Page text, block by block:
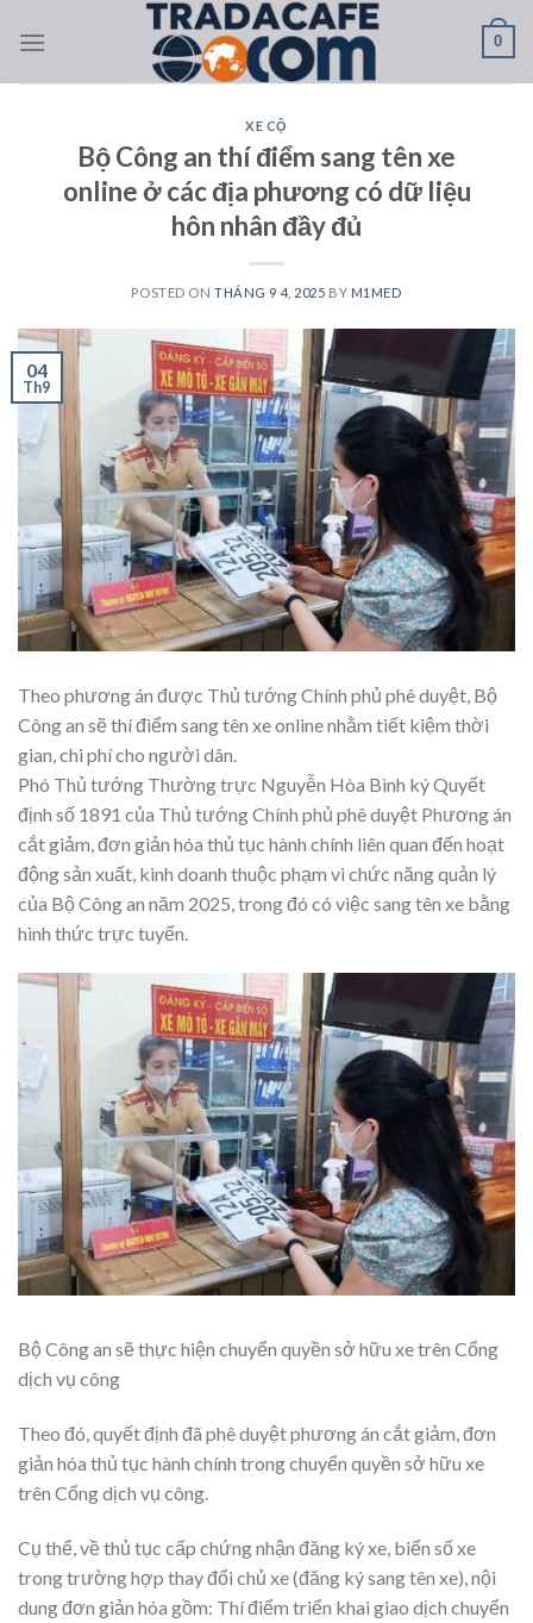
0
XE CỘ
Bộ Công an thí điểm sang tên xe
online ở các địa phương có dữ liệu
hôn nhân đầy đủ
POSTED ONTHÁNG 9 4, 2025 BY M1MED
04
Th9
Theo phương án được Thủ tướng Chính phủ phê duyệt, Bộ
Công an sẽ thí điểm sang tên xe online nhằm tiết kiệm thời
gian, chi phí cho người dân.
Phó Thủ tướng Thường trực Nguyễn Hòa Bình ký Quyết
định số 1891 của Thủ tướng Chính phủ phê duyệt Phương án
cắt giảm, đơn giản hóa thủ tục hành chính liên quan đến hoạt
động sản xuất, kinh doanh thuộc phạm vi chức năng quản lý
của Bộ Công an năm 2025, trong đó có việc sang tên xe bằng
hình thức trực tuyến.
Bộ Công an sẽ thực hiện chuyển quyền sở hữu xe trên Cổng
dịch vụ công
Theo đó, quyết định đã phê duyệt phương án cắt giảm, đơn
giản hóa thủ tục hành chính trong chuyển quyền sở hữu xe
trên Cổng dịch vụ công.
Cụ thể, về thủ tục cấp chứng nhận đăng ký xe, biển số xe
trong trường hợp thay đổi chủ xe (đăng ký sang tên xe), nội
dung đơn giản hóa gồm: Thí điểm triển khai giao dịch chuyển